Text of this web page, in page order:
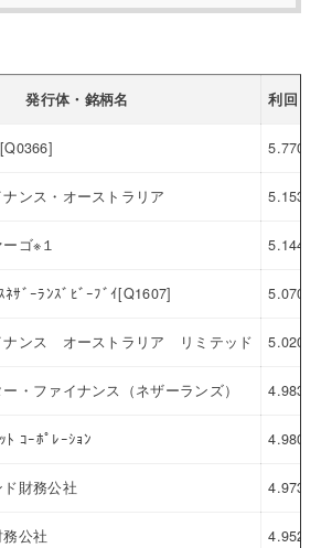
発行体・銘柄名 利回り
5.770
ナンス・オーストラリア 5.153
ゴ※１ 5.144
ﾈｻﾞｰﾗﾝｽﾞﾋﾞｰﾌﾞｲ[Q1607] 5.070
ンス オーストラリア リミテッド 5.020
・ファイナンス（ネザーランズ） 4.983
ﾄ ｺｰﾎﾟﾚｰｼｮﾝ 4.980
財務公社 4.973
公社 4.952